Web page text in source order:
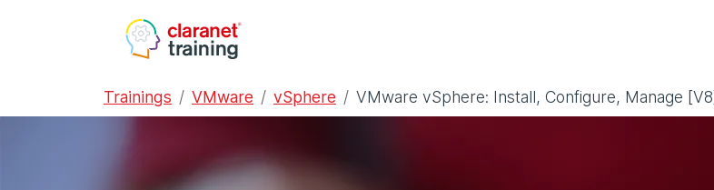
Trainings VMware vSphere VMware vSphere: Install, Configure, Manage